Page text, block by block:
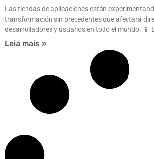
Las tiendas de aplicaciones están
transformación sin precedentes que afectará
desarrolladores y usuarios en todo el mundo. 📱
Leia mais »